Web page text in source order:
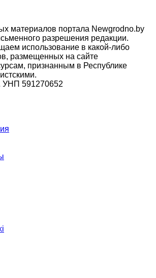
материалов портала Newgrodno.by
разрешения редакции.
использование в какой-либо
размещенных на сайте
признанным в Республике
УНП 591270652